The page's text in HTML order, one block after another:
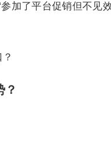
加了平台促销但不见
？